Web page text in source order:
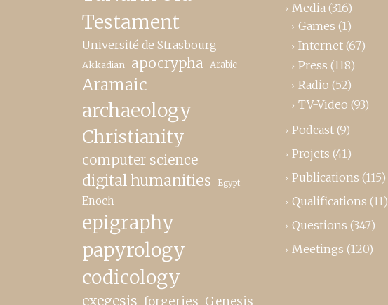
Testament
Université de Strasbourg
Akkadian apocrypha Arabic
Aramaic
archaeology
Christianity
computer science
digital humanities Egypt
Enoch
epigraphy
papyrology
codicology
exegesis forgeries Genesis
Media (316)
Games (1)
Internet (67)
Press (118)
Radio (52)
TV-Video (93)
Podcast (9)
Projets (41)
Publications (115)
Qualifications (11)
Questions (347)
Meetings (120)